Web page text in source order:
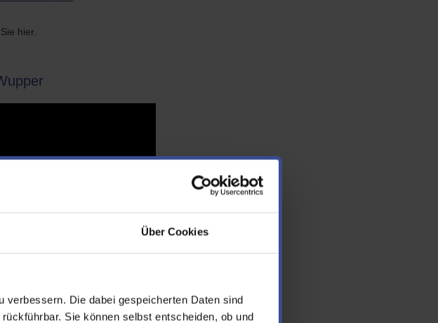
Über Cookies
Die dabei gespeicherten Daten sind
Sie können selbst entscheiden, ob und
hier.